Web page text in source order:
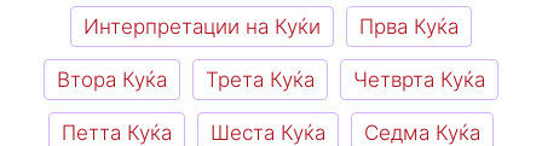
Интерпретации на Куќи Прва Куќа
Втора Куќа Трета Куќа Четврта Куќа
Петта Куќа Шеста Куќа Седма Куќа